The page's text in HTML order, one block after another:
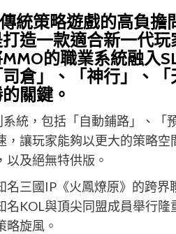
統策略遊戲的高負擔
造一款適合新一代
的職業系統融入
倉」、「神行」、
關鍵。
統，包括「自動鋪路」、「
讓玩家能夠以更大的策略空
及絕無特供版。
三國IP《火鳳燎原》的跨界
KOL與頂尖同盟成員舉行隆
旋風。